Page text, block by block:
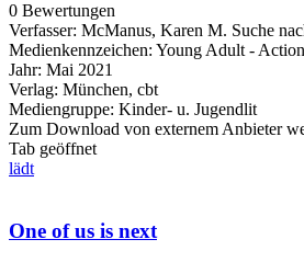
0 Bewertungen
Verfasser: McManus, Karen M. Suche
Medienkennzeichen: Young Adult -
Jahr: Mai 2021
Verlag: München, cbt
Mediengruppe: Kinder- u. Jugendlit
Zum Download von externem Anbieter
Tab geöffnet
lädt
One of us is next